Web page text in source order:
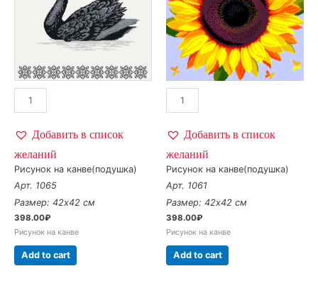
Добавить в список
желаний
Рисунок на канве(подушка)
Арт. 1065
Размер: 42х42 см
398.00₽
Рисунок на канве
Add to cart
Добавить в список
желаний
Рисунок на канве(подушка)
Арт. 1061
Размер: 42х42 см
398.00₽
Рисунок на канве
Add to cart